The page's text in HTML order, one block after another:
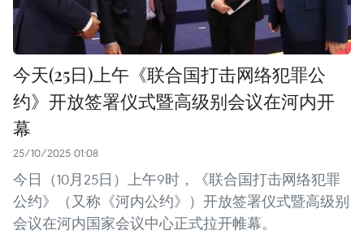
今天(25日)上午《联合国打击网络犯罪公
约》开放签署仪式暨高级别会议在河内开
幕
25/10/2025 01:08
今日（10月25日）上午9时，《联合国打击网络犯罪
公约》（又称《河内公约》）开放签署仪式暨高级别
会议在河内国家会议中心正式拉开帷幕。